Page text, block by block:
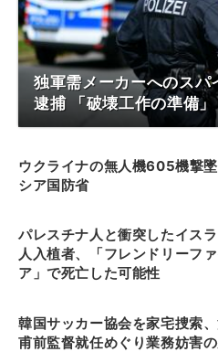
独軍需メーカーへのスパ
逮捕 「破壊工作の準備」
ウクライナの無人機605機撃
シア国防省
パレスチナ人と衝突したイス
人入植者、「フレンドリーファ
ア」で死亡した可能性
韓国サッカー協会を家宅捜索
甫前監督就任めぐり業務妨害